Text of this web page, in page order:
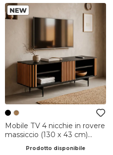
Mobile TV 4 nicchie in rovere
massiccio (130 x 43 cm)
Prodotto disponibile